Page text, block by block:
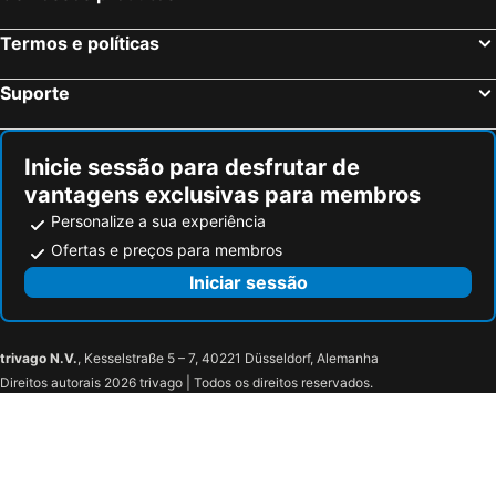
Fairfield Inn & Suites Orlando Kissimmee/Celebration
Destiny Palms Hotel Maingate West
Maingate Lakeside Resort ex Best Western Lakeside
Disney's Yacht Club Resort
TownePlace Suites by Marriott Orlando Theme Parks/Lake Buena Vista
Meliá Orlando Celebration
Disney's Caribbean Beach Resort
Alhambra At Poinciana
Home 1 Suites Extended Stay - Kissimmee
Rodeway Inn Kissimmee
Sunshine Inn
Saratoga Resort Villas
Comfort Suites Maingate East
Termos e políticas
Suporte
Inicie sessão para desfrutar de
vantagens exclusivas para membros
Personalize a sua experiência
Ofertas e preços para membros
Iniciar sessão
trivago N.V., Kesselstraße 5 – 7, 40221 Düsseldorf, Alemanha
Direitos autorais 2026 trivago | Todos os direitos reservados.